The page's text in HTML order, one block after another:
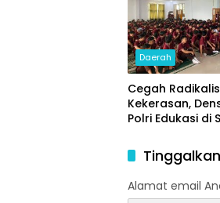
Daerah
Cegah
Kekerasan,
Polri Edukasi di
Alamat email